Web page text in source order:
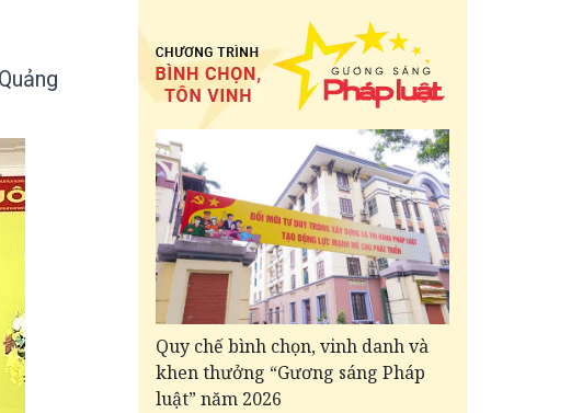
Quy chế bình chọn, vinh danh và
khen thưởng “Gương sáng Pháp
luật” năm 2026